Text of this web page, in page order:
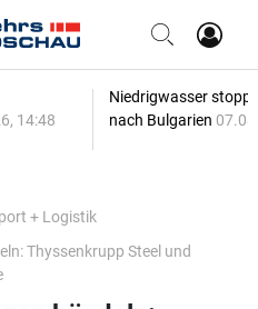
14:48
Niedrigwasser
nach Bulgarien
+ Logistik
Thyssenkrupp Steel und